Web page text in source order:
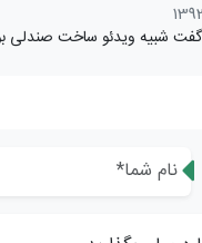
شبیه ویدئو ساخت صندلی